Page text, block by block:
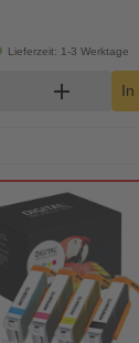
Lieferzeit: 1-3 Werktage
Warenkorb
add In